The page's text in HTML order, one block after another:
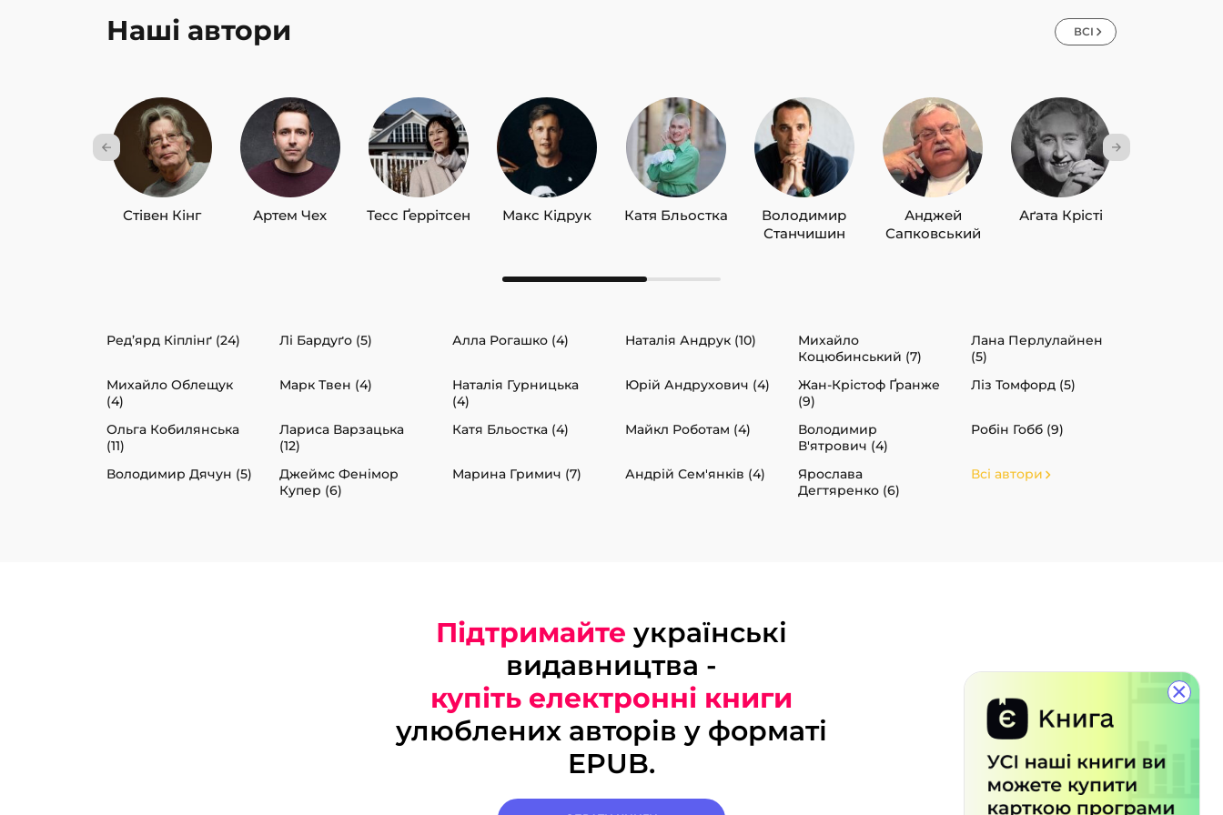
×
Наші автори ВСІ
Стівен Кінг Артем Чех Тесс Ґеррітсен Макс Кідрук Катя Бльостка
Володимир
Станчишин
Анджей
Сапковський
Аґата Крісті
Ред’ярд Кіплінґ (24) Лі Бардуґо (5) Алла Рогашко (4) Наталія Андрук (10)
Михайло
Коцюбинський (7)
Лана Перлулайнен
(5)
Михайло Облещук
(4)
Марк Твен (4)
Наталія Гурницька
(4)
Юрій Андрухович (4)
Жан-Крістоф Ґранже
(9)
Ліз Томфорд (5)
Ольга Кобилянська
(11)
Лариса Варзацька
(12)
Катя Бльостка (4) Майкл Роботам (4)
Володимир
В'ятрович (4)
Робін Гобб (9)
Володимир Дячун (5)
Джеймс Фенімор
Купер (6)
Марина Гримич (7) Андрій Сем'янків (4)
Ярослава
Дегтяренко (6)
Всі автори
Підтримайте українські
видавництва -
купіть електронні книги
улюблених авторів у форматі
EPUB.